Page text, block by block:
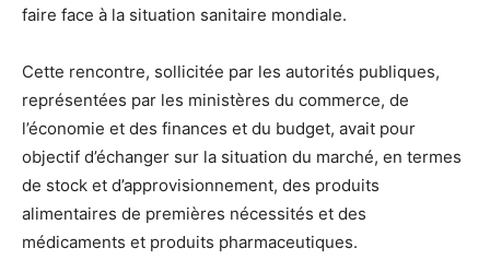
faire face à la situation sanitaire mondiale.
Cette rencontre, sollicitée par les autorités publiques,
représentées par les ministères du commerce, de
l’économie et des finances et du budget, avait pour
objectif d’échanger sur la situation du marché, en termes
de stock et d’approvisionnement, des produits
alimentaires de premières nécessités et des
médicaments et produits pharmaceutiques.